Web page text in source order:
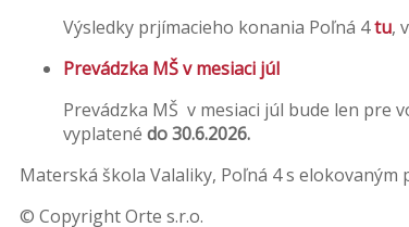
Výsledky prjímacieho konania Poľná 4tu,
Prevádzka MŠ v mesiaci júl
Prevádzka MŠ v mesiaci júl bude len pre
vyplatené do 30.6.2026.
Materská škola Valaliky, Poľná 4 s elokovaným
© Copyright Orte s.r.o.